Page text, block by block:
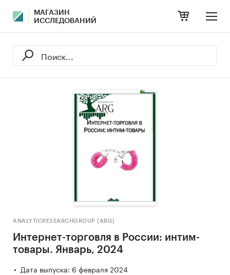
МАГАЗИН
ИССЛЕДОВАНИЙ
ANALYTICRESEARCHGROUP (ARG)
Интернет-торговля в России: интим-
товары. Январь, 2024
Дата выпуска: 6 февраля 2024